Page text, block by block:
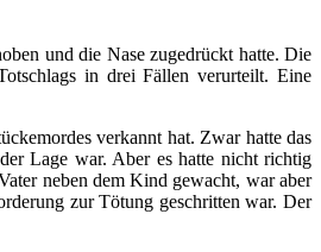
und die Nase zugedrückt hatte. Die
in drei Fällen verurteilt. Eine
verkannt hat. Zwar hatte das
Lage war. Aber es hatte nicht richtig
neben dem Kind gewacht, war aber
zur Tötung geschritten war. Der